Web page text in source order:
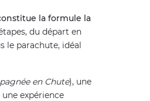
la formule la
du départ en
le parachute, idéal
en Chute), une
expérience